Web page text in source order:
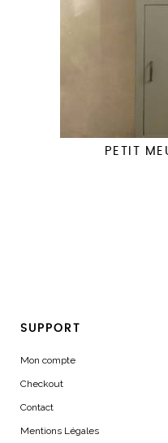
PETIT
SUPPORT
Mon compte
Checkout
Contact
Mentions Légales